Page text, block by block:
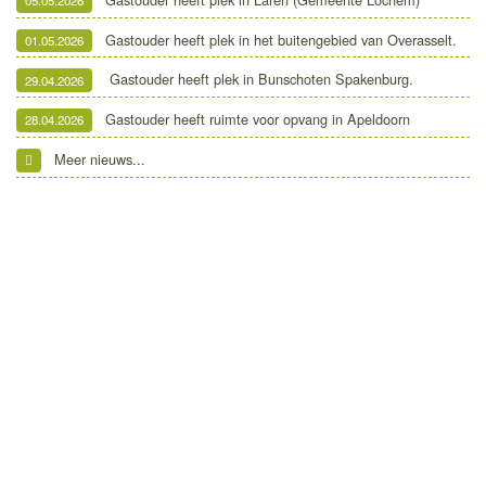
01.05.2026 Gastouder heeft plek in het buitengebied van Overasselt.
29.04.2026 Gastouder heeft plek in Bunschoten Spakenburg.
28.04.2026
Gastouder heeft ruimte voor opvang in Apeldoorn
Meer nieuws...